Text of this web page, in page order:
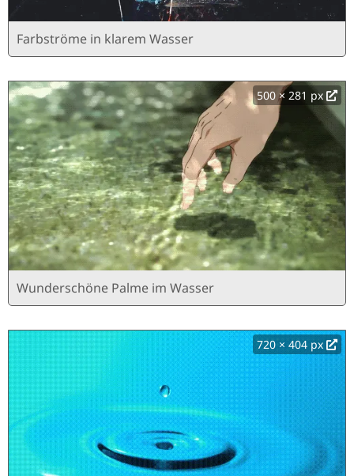
Farbströme in klarem Wasser
500 × 281 px
Wunderschöne Palme im Wasser
720 × 404 px